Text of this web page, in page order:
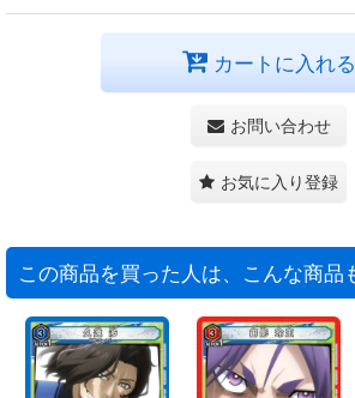
カートに入れる
お問い合わせ
お気に入り登録
この商品を買った人は、こんな商品